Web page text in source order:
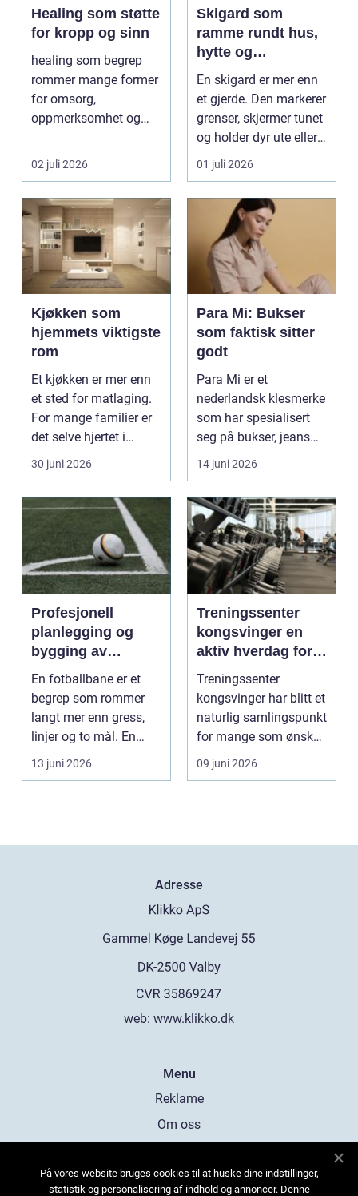
Healing som støtte
for kropp og sinn
healing som begrep
rommer mange former
for omsorg,
oppmerksomhet og
som mål å s...
02 juli 2026
Skigard som
ramme rundt hus,
hytte og
kulturlandskap
En skigard er mer enn
et gjerde. Den markerer
grenser, skjermer tunet
og holder dyr ute eller
inne, ...
01 juli 2026
Kjøkken som
hjemmets viktigste
rom
Et kjøkken er mer enn
et sted for matlaging.
For mange familier er
det selve hjertet i
boligen, romm...
30 juni 2026
Para Mi: Bukser
som faktisk sitter
godt
Para Mi er et
nederlandsk klesmerke
som har spesialisert
seg på bukser, jeans
og skjørt...
14 juni 2026
Profesjonell
planlegging og
bygging av
fotballbane
En fotballbane er et
begrep som rommer
langt mer enn gress,
linjer og to mål. En
moderne bane ...
13 juni 2026
Treningssenter
kongsvinger en
aktiv hverdag for
vanlige folk
Treningssenter
kongsvinger har blitt et
naturlig samlingspunkt
for mange som ønsker
en sterkere, sun...
09 juni 2026
Adresse
web: www.klikko.dk
Menu
Reklame
Om oss
Kontakt Oss
På vores website bruges cookies til at huske dine indstillinger,
statistik og personalisering af indhold og annoncer. Denne